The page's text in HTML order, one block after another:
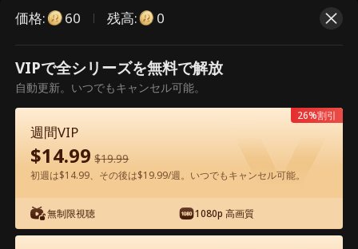
こちらは有料のエピソードです。視
聴いただくには解放が必要です。
アプリ内で無料視聴可能
価格: 60 残高: 0
VIPで全シリーズを無料で解放
自動更新。いつでもキャンセル可能。
週間VIP
$14.99 $19.99
初週は$14.99、その後は$19.99/週。いつでもキャンセル可能。
無制限視聴 1080p 高画質
26%割引